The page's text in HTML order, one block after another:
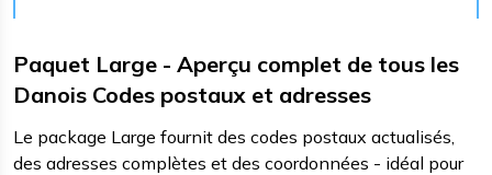
Paquet Large - Aperçu complet de tous les
Danois Codes postaux et adresses
Le package Large fournit des codes postaux actualisés,
des adresses complètes et des coordonnées - idéal pour